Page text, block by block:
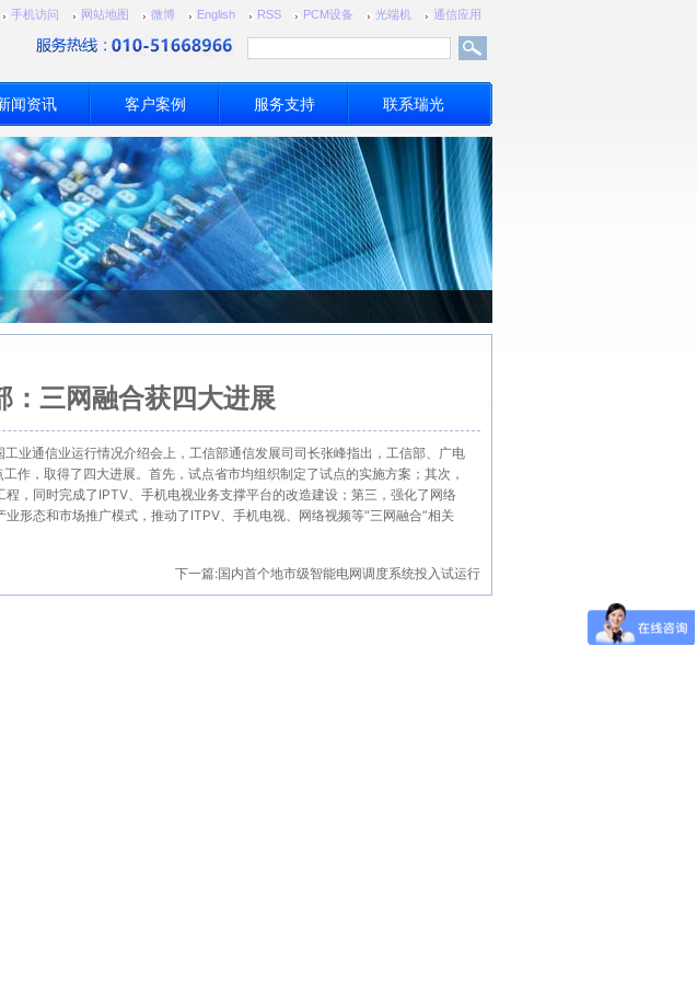
手机访问 网站地图 微博 English RSS PCM设备 光端机 通信应用
闻资讯 客户案例 服务支持 联系瑞光
：三网融合获四大进展
业通信业运行情况介绍会上，工信部通信发展司司长张峰指出，工信部、广电
作，取得了四大进展。首先，试点省市均组织制定了试点的实施方案；其次，
，同时完成了IPTV、手机电视业务支撑平台的改造建设；第三，强化了网络
形态和市场推广模式，推动了ITPV、手机电视、网络视频等“三网融合”相关
下一篇:国内首个地市级智能电网调度系统投入试运行